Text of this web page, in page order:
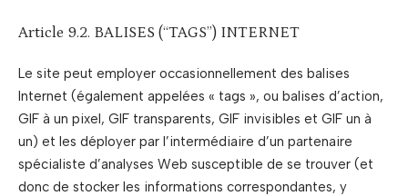
Article 9.2. BALISES (“TAGS”) INTERNET
Le site peut employer occasionnellement des balises
Internet (également appelées « tags », ou balises d’action,
GIF à un pixel, GIF transparents, GIF invisibles et GIF un à
un) et les déployer par l’intermédiaire d’un partenaire
spécialiste d’analyses Web susceptible de se trouver (et
donc de stocker les informations correspondantes, y